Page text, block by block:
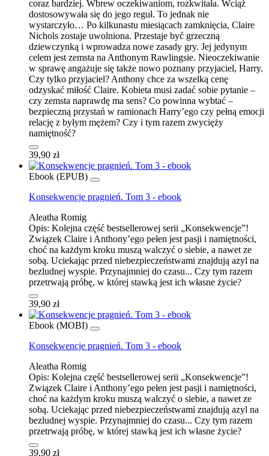
coraz bardziej. Wbrew oczekiwaniom, rozkwitała. Wciąż
dostosowywała się do jego reguł. To jednak nie
wystarczyło… Po kilkunastu miesiącach zamknięcia, Claire
Nichols zostaje uwolniona. Przestaje być grzeczną
dziewczynką i wprowadza nowe zasady gry. Jej jedynym
celem jest zemsta na Anthonym Rawlingsie. Nieoczekiwanie
w sprawę angażuje się także nowo poznany przyjaciel, Harry.
Czy tylko przyjaciel? Anthony chce za wszelką cenę
odzyskać miłość Claire. Kobieta musi zadać sobie pytanie –
czy zemsta naprawdę ma sens? Co powinna wybtać –
bezpieczną przystań w ramionach Harry’ego czy pełną emocji
relację z byłym mężem? Czy i tym razem zwycięży
namiętność?
39,90 zł
Ebook (EPUB)
Konsekwencje pragnień. Tom 3 - ebook
Aleatha Romig
Opis: Kolejna część bestsellerowej serii „Konsekwencje”!
Związek Claire i Anthony’ego pełen jest pasji i namiętności,
choć na każdym kroku muszą walczyć o siebie, a nawet ze
sobą. Uciekając przed niebezpieczeństwami znajdują azyl na
bezludnej wyspie. Przynajmniej do czasu... Czy tym razem
przetrwają próbę, w której stawką jest ich własne życie?
39,90 zł
Ebook (MOBI)
Konsekwencje pragnień. Tom 3 - ebook
Aleatha Romig
Opis: Kolejna część bestsellerowej serii „Konsekwencje”!
Związek Claire i Anthony’ego pełen jest pasji i namiętności,
choć na każdym kroku muszą walczyć o siebie, a nawet ze
sobą. Uciekając przed niebezpieczeństwami znajdują azyl na
bezludnej wyspie. Przynajmniej do czasu... Czy tym razem
przetrwają próbę, w której stawką jest ich własne życie?
39,90 zł